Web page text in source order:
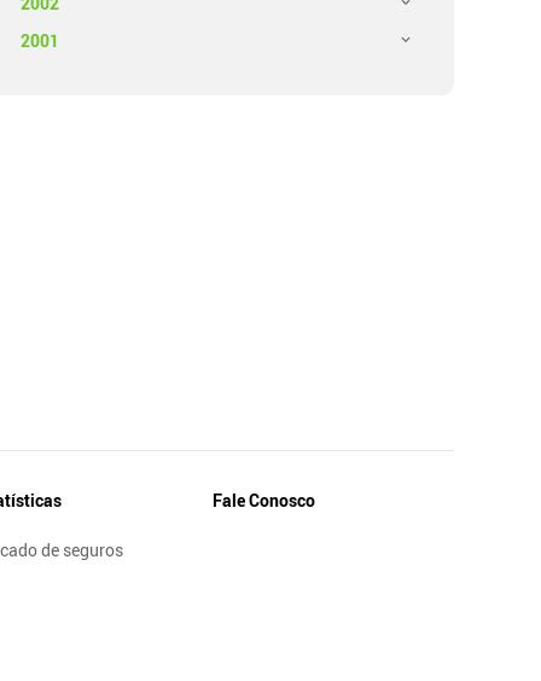
2001
de seguros
Fale Conosco